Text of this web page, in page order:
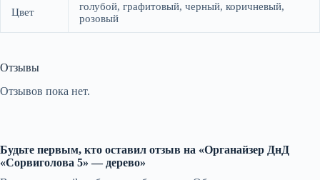
Цвет
голубой, графитовый, черный, коричневый,
розовый
Отзывы
Отзывов пока нет.
Будьте первым, кто оставил отзыв на «Органайзер ДнД
«Сорвиголова 5» — дерево»